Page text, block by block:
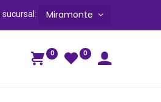
sucursal: Miramonte
0 0